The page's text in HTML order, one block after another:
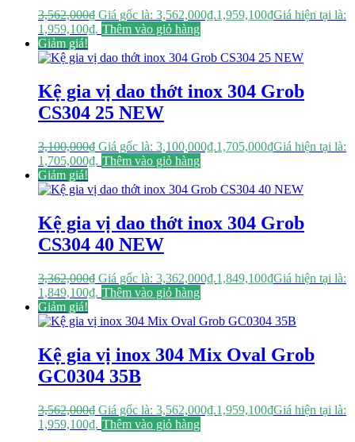
3,562,000₫ Giá gốc là: 3,562,000₫.1,959,100₫Giá hiện tại là:
1,959,100₫. Thêm vào giỏ hàng
Giảm giá!
Kệ gia vị dao thớt inox 304 Grob
CS304 25 NEW
3,100,000₫ Giá gốc là: 3,100,000₫.1,705,000₫Giá hiện tại là:
1,705,000₫. Thêm vào giỏ hàng
Giảm giá!
Kệ gia vị dao thớt inox 304 Grob
CS304 40 NEW
3,362,000₫ Giá gốc là: 3,362,000₫.1,849,100₫Giá hiện tại là:
1,849,100₫. Thêm vào giỏ hàng
Giảm giá!
Kệ gia vị inox 304 Mix Oval Grob
GC0304 35B
3,562,000₫ Giá gốc là: 3,562,000₫.1,959,100₫Giá hiện tại là:
1,959,100₫. Thêm vào giỏ hàng